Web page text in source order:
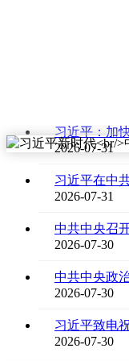
习近平：加
2026-07-31
2026-07-31
中共中央召
2026-07-30
2026-07-30
习近平致电
2026-07-30